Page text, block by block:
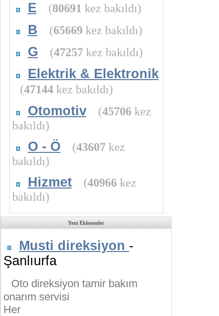
E (80691 kez bakıldı)
B (65669 kez bakıldı)
G (47257kez bakıldı)
Elektrik & Elektronik
(47144kez bakıldı)
Otomotiv (45706 kez
bakıldı)
O - Ö (43607kez
bakıldı)
Hizmet (40966 kez
bakıldı)
Yeni Eklenenler
Musti direksiyon -
Şanlıurfa
Oto direksiyon tamir bakım
onarım servisi
Her